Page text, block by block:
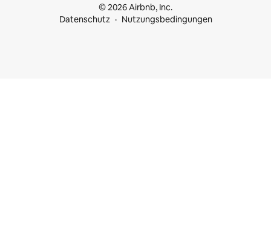
© 2026 Airbnb, Inc.
Datenschutz
Nutzungsbedingungen